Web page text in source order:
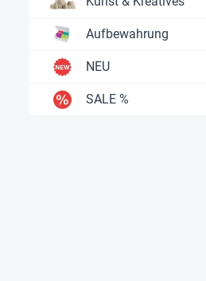
Aufbewahrung
NEU
SALE %